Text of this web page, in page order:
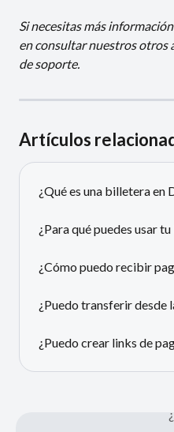
Si necesitas más
en consultar nuestros otros
de soporte.
Artículos
¿Qué es una billetera en
¿Para qué puedes usar
¿Cómo puedo recibir
¿Puedo transferir desde
¿Puedo crear links de